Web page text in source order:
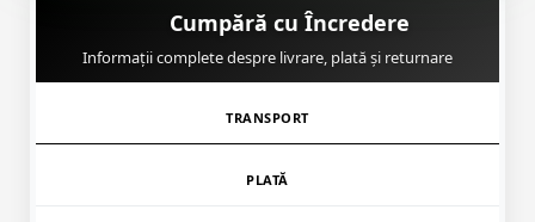
Cumpără cu Încredere
Informații complete despre livrare, plată și returnare
TRANSPORT
PLATĂ